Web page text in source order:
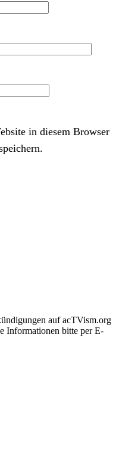
in diesem Browser
auf acTVism.org
Informationen bitte per E-